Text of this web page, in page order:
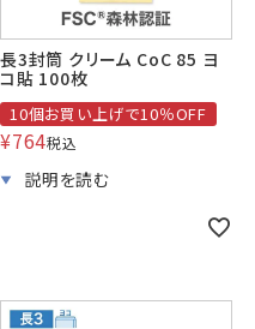
長3封筒 クリーム CoC 85 ヨ
コ貼 100枚
10個お買い上げで10％OFF
¥764税込